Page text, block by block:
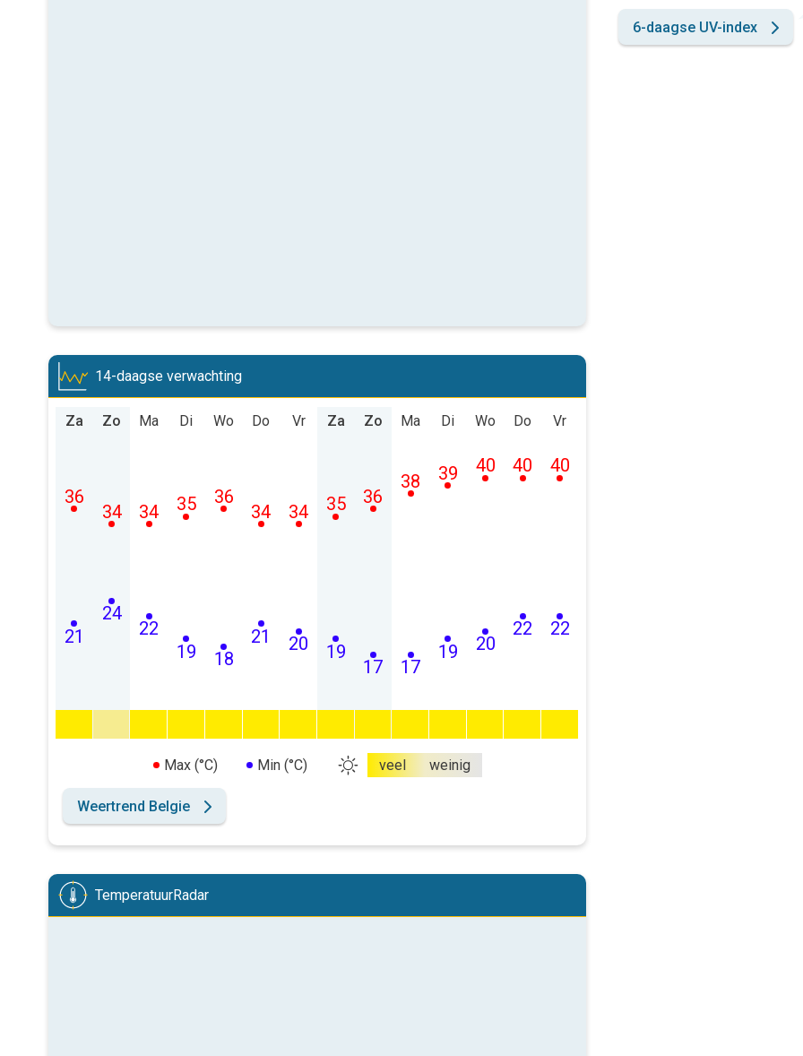
14-daagse verwachting
Za
21
36
Zo
24
34
Ma
22
34
Di
19
35
Wo
18
36
Do
21
34
Vr
20
34
Za
19
35
Zo
17
36
Ma
17
38
Di
19
39
Wo
20
40
Do
22
40
Vr
22
40
Max (°C) Min (°C) veel weinig
Weertrend Belgie
TemperatuurRadar
6-daagse UV-index